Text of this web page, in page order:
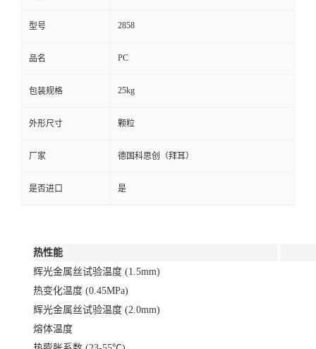
型号 2858
品名 PC
包装规格 25kg
外形尺寸 颗粒
厂家 德国科思创（拜耳）
是否进口 是
热性能
辉光金属丝试验温度 (1.5mm)
热变化温度 (0.45MPa)
辉光金属丝试验温度 (2.0mm)
熔体温度